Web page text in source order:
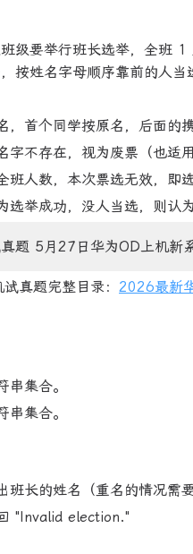
级要举行班长选举，全班
按姓名字母顺序靠前的人当
，首个同学按原名，后面的
字不存在，视为废票（也适
班人数，本次票选无效，即选
选举成功，没人当选，则认为
题 5月27日华为OD上机新
真题完整目录： 2026最新
串集合。
集合。
班长的姓名（重名的情况需
"Invalid election."